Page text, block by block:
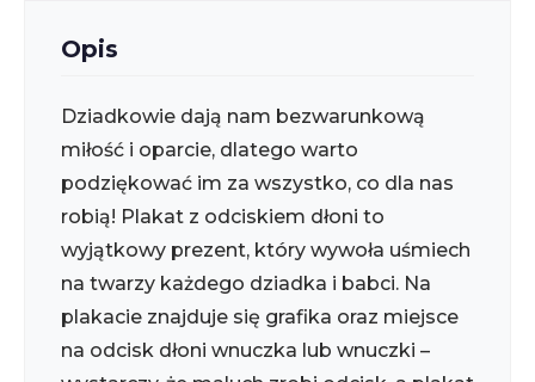
Opis
Dziadkowie dają nam bezwarunkową
miłość i oparcie, dlatego warto
podziękować im za wszystko, co dla nas
robią! Plakat z odciskiem dłoni to
wyjątkowy prezent, który wywoła uśmiech
na twarzy każdego dziadka i babci. Na
plakacie znajduje się grafika oraz miejsce
na odcisk dłoni wnuczka lub wnuczki –